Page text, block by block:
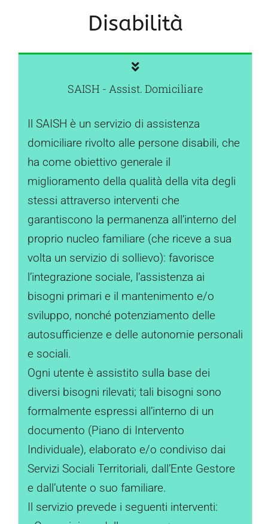
Disabilità
SAISH - Assist. Domiciliare
Il SAISH è un servizio di assistenza
domiciliare rivolto alle persone disabili, che
ha come obiettivo generale il
miglioramento della qualità della vita degli
stessi attraverso interventi che
garantiscono la permanenza all’interno del
proprio nucleo familiare (che riceve a sua
volta un servizio di sollievo): favorisce
l’integrazione sociale, l’assistenza ai
bisogni primari e il mantenimento e/o
sviluppo, nonché potenziamento delle
autosufficienze e delle autonomie personali
e sociali.
Ogni utente è assistito sulla base dei
diversi bisogni rilevati; tali bisogni sono
formalmente espressi all’interno di un
documento (Piano di Intervento
Individuale), elaborato e/o condiviso dai
Servizi Sociali Territoriali, dall’Ente Gestore
e dall’utente o suo familiare.
Il servizio prevede i seguenti interventi: